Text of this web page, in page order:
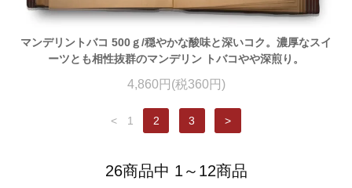
マンデリントバコ 500ｇ/穏やかな酸味と深いコク。濃厚なスイ
ーツとも相性抜群のマンデリン トバコやや深煎り。
4,860円(税360円)
< 1 2 3 >
26商品中 1～12商品